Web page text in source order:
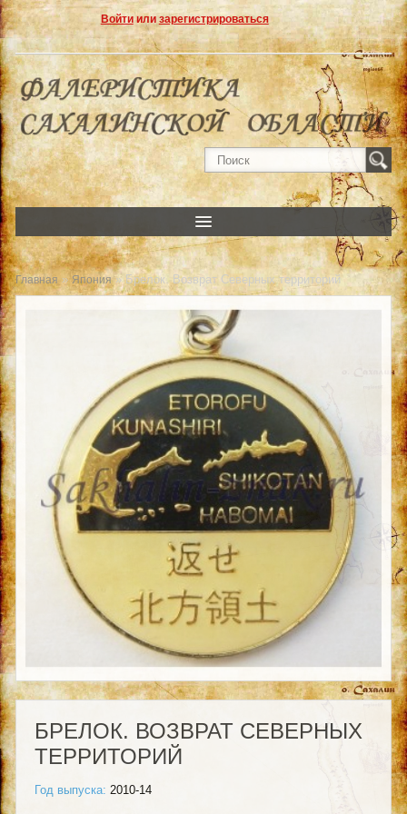
Войтиили зарегистрироваться
Главная » Япония» Брелок. Возврат Северных территорий
БРЕЛОК. ВОЗВРАТ СЕВЕРНЫХ
ТЕРРИТОРИЙ
Год выпуска: 2010-14